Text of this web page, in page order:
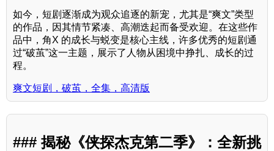
如今，短剧逐渐成为观众追逐的新宠，尤其是“爽文”类型
的作品，因其情节紧凑、高潮迭起而备受欢迎。在这些作
品中，角X 的成长与蜕变是核心主线，许多优秀的短剧通
过“破茧”这一主题，展示了人物从困境中挣扎、成长的过
程。
爽文短剧，破茧，全集，高清版
### 揭秘《侠探杰克第二季》：全新挑